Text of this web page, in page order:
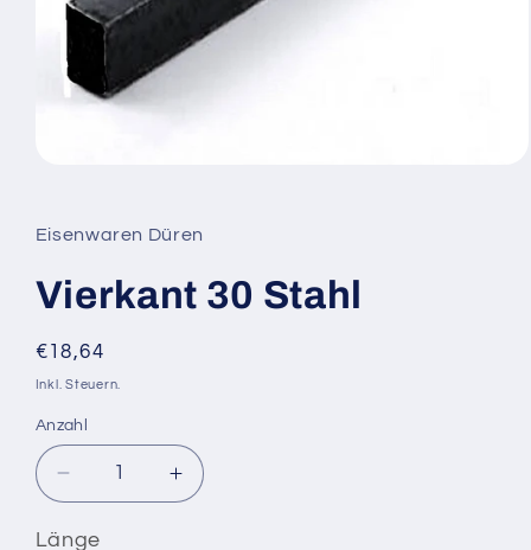
Modal
öffnen
Eisenwaren Düren
Vierkant 30 Stahl
Normaler
Preis
€18,64
Inkl. Steuern.
Anzahl
Verringere
die
Menge
Erhöhe
die
Länge